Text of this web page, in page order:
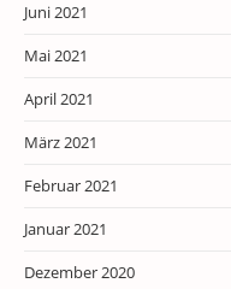
Juni 2021
Mai 2021
April 2021
März 2021
Februar 2021
Januar 2021
Dezember 2020